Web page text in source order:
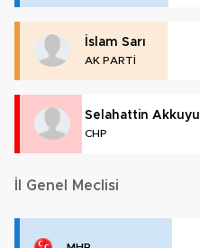
İslam Sarı
AK PARTİ
Selahattin Akkuyu
CHP
İl Genel Meclisi